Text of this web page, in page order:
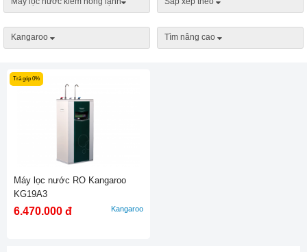
Kangaroo Tìm nâng cao
Trả góp 0%
Máy lọc nước RO Kangaroo
KG19A3
6.470.000 đ Kangaroo